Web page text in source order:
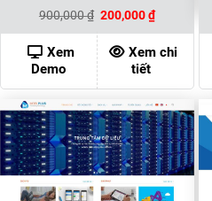
900,000₫ Giá
là:
900,000 ₫.
200,000₫Giá
hiện
tại
là:
200,000 ₫.
Xem
Demo
Xem chi
tiết